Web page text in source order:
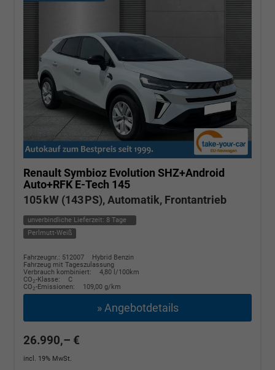
Renault Symbioz Evolution SHZ+Android
Auto+RFK E-Tech 145
105 kW (143 PS), Automatik, Frontantrieb
unverbindliche Lieferzeit: 8 Tage
Perlmutt-Weiß
Fahrzeugnr.: 512007
Hybrid Benzin
Fahrzeug mit Tageszulassung
Verbrauch kombiniert:
4,80 l/100km
CO2-Klasse:
C
CO2-Emissionen: 109,00 g/km
» Angebotdetails
26.990,– €
incl. 19% MwSt.